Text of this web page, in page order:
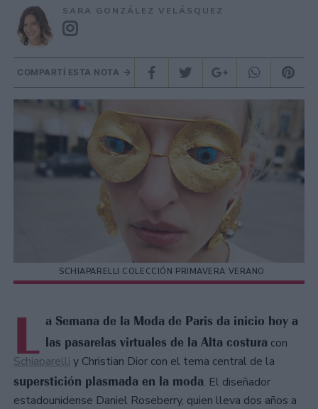
SARA GONZÁLEZ VELÁSQUEZ
COMPARTÍ ESTA NOTA
SCHIAPARELLI COLECCIÓN PRIMAVERA VERANO
L a Semana de la Moda de Paris da inicio hoy a
las pasarelas virtuales de la Alta costura con
Schiaparelli y Christian Dior con el tema central de la
superstición plasmada en la moda. El diseñador
estadounidense Daniel Roseberry, quien lleva dos años a